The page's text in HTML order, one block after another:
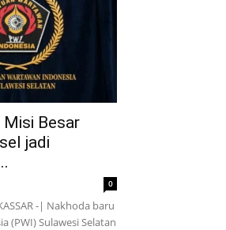
Misi Besar
jadi
0
-| Nakhoda baru
(PWI) Sulawesi Selatan